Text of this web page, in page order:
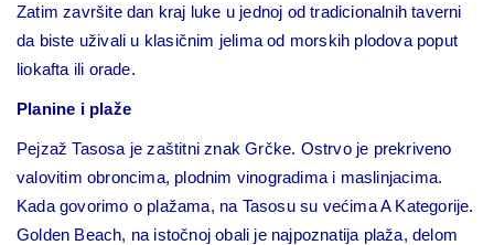
Zatim završite dan kraj luke u jednoj od tradicionalnih taverni
da biste uživali u klasičnim jelima od morskih plodova poput
liokafta ili orade.
Planine i plaže
Pejzaž Tasosa je zaštitni znak Grčke. Ostrvo je prekriveno
valovitim obroncima, plodnim vinogradima i maslinjacima.
Kada govorimo o plažama, na Tasosu su većima A Kategorije.
Golden Beach, na istočnoj obali je najpoznatija plaža, delom